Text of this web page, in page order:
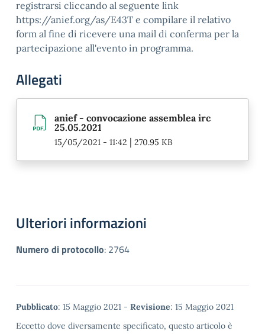
registrarsi cliccando al seguente link
https://anief.org/as/E43T e compilare il relativo
form al fine di ricevere una mail di conferma per la
partecipazione all'evento in programma.
Allegati
anief - convocazione assemblea irc
25.05.2021
15/05/2021 - 11:42 | 270.95 KB
Ulteriori informazioni
Numero di protocollo: 2764
Metadata
Pubblicato: 15 Maggio 2021 - Revisione: 15 Maggio 2021
Eccetto dove diversamente specificato, questo articolo è